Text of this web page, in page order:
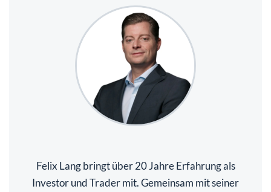
Felix Lang bringt über 20 Jahre Erfahrung als
Investor und Trader mit. Gemeinsam mit seiner